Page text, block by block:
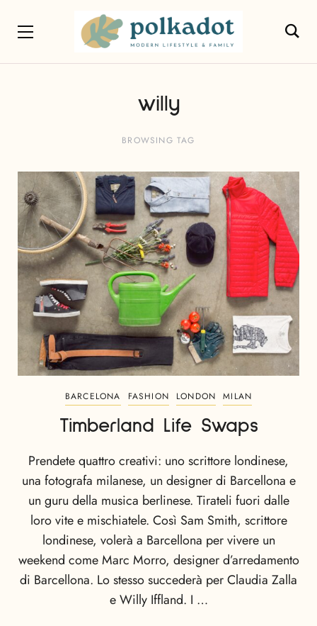
willy
BROWSING TAG
BARCELONA FASHION LONDON MILAN
Timberland Life Swaps
Prendete quattro creativi: uno scrittore londinese,
una fotografa milanese, un designer di Barcellona e
un guru della musica berlinese. Tirateli fuori dalle
loro vite e mischiatele. Così Sam Smith, scrittore
londinese, volerà a Barcellona per vivere un
weekend come Marc Morro, designer d’arredamento
di Barcellona. Lo stesso succederà per Claudia Zalla
e Willy Iffland. I …